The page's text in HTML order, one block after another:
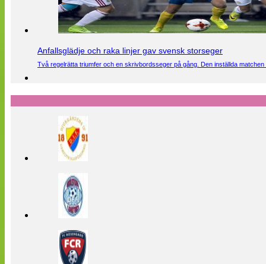
Anfallsglädje och raka linjer gav svensk storseger
Två regelrätta triumfer och en skrivbordsseger på gång. Den inställda